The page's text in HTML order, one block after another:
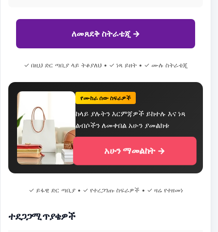
ለመጸደቅ ስትራቴጂ →
✓ በዚህ ድር ጣቢያ ላይ ትቆያለህ • ✓ ነጻ ይዘት • ✓ ሙሉ ስትራቴጂ
የሙከራ ሰው ስፍራዎች
ከላይ ያሉትን እርምጃዎች ይከተሉ እና ነጻ
ልብሶችን ለመቀበል አሁን ያመልክቱ
አሁን ማመልከት →
✓ ይፋዊ ድር ጣቢያ • ✓ የተረጋገጡ ስፍራዎች • ✓ ዛሬ የተዘመነ
ተደጋጋሚ ጥያቄዎች